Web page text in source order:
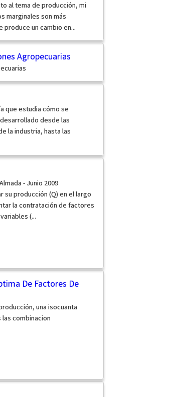
al tema de producción, mi
marginales son más
un cambio en...
Agropecuarias
que estudia cómo se
desde las
la industria, hasta las
- Junio 2009
su producción (Q) en el largo
la contratación de factores
(...
De Factores De
una isocuanta
combinacion